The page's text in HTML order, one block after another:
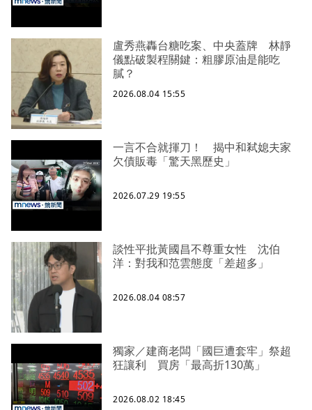
盧秀燕轟台糖吃案、中央蓋牌 林靜
儀點破製程關鍵：粗膠原油是能吃
膩？
2026.08.04 15:55
一言不合就揮刀！ 揭中和弒媳夫家
欠債販毒「驚天黑歷史」
2026.07.29 19:55
談性平批黃國昌不尊重女性 沈伯
洋：對我和范雲態度「差超多」
2026.08.04 08:57
獨家／建商老闆「國巨遭套牢」祭超
狂讓利 買房「最高折130萬」
2026.08.02 18:45